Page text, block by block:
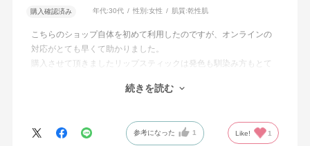
購入確認済み 年代:30代 性別:女性 肌質:乾性肌
こちらのショップ自体を初めて利用したのですが、オンラインの
対応がとても早くて助かりました。
購入させて頂きましたリップスティックは発色も馴染み方もとて
リップはリピートします！続きを読む
参考になった 1 Like! 1